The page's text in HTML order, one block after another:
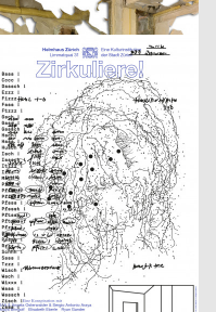
Etudes d’espace [Raumstudien] n° 1-52 – Visarte Vaud
Meyner CH
2021
Eine Konspiration
D
2021
CH
2021
Saison 2021–2022
A
2021